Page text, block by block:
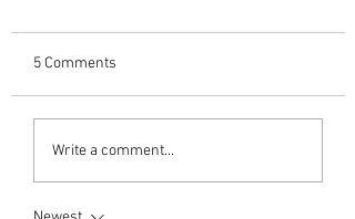
5 Comments
Write a comment...